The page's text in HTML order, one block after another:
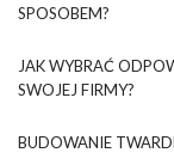
SPOSOBEM?
JAK WYBRAĆ
SWOJEJ FIRMY?
BUDOWANIE